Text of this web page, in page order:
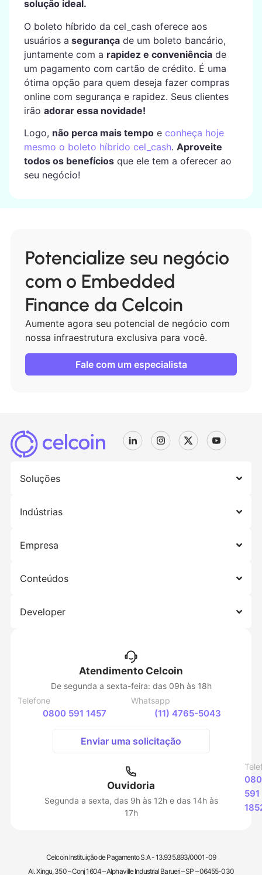
solução ideal.
O boleto híbrido da cel_cash oferece aos
usuários a segurançade um boleto bancário,
juntamente com a rapidez e conveniênciade
um pagamento com cartão de crédito. É uma
ótima opção para quem deseja fazer compras
online com segurança e rapidez. Seus clientes
irão adorar essa novidade!
Logo, não perca mais tempoe conheça hoje
mesmo o boleto híbrido cel_cash. Aproveite
todos os benefíciosque ele tem a oferecer ao
seu negócio!
Potencialize seu negócio
com o Embedded
Finance da Celcoin
Aumente agora seu potencial de negócio com
nossa infraestrutura exclusiva para você.
Fale com um especialista
Soluções
Indústrias
Empresa
Conteúdos
Developer
Atendimento Celcoin
De segunda a sexta-feira: das 09h às 18h
Telefone
0800 591 1457
Whatsapp
(11) 4765-5043
Enviar uma solicitação
Ouvidoria
Segunda a sexta, das 9h às 12h e das 14h às
17h
591
Celcoin Instituição de Pagamento S.A - 13.935.893/0001-09
Al. Xingu, 350 – Conj 1604 – Alphaville Industrial Barueri – SP – 06455-030